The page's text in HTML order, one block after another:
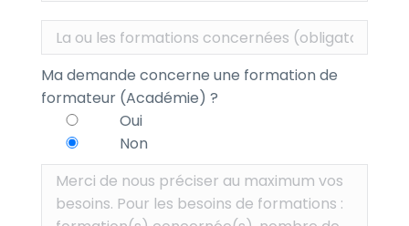
Ma demande concerne une formation de
formateur (Académie) ?
Oui
Non